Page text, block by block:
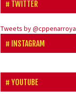
TWITTER
Tweets by @cppenarroya
INSTAGRAM
YOUTUBE